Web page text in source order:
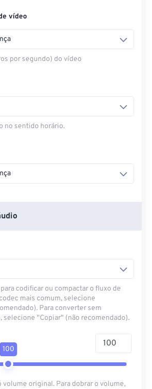
vídeo
por segundo) do vídeo
no sentido horário.
codificar ou compactar o fluxo de
mais comum, selecione
Para converter sem
selecione "Copiar" (não recomendado).
100
volume original. Para dobrar o volume,